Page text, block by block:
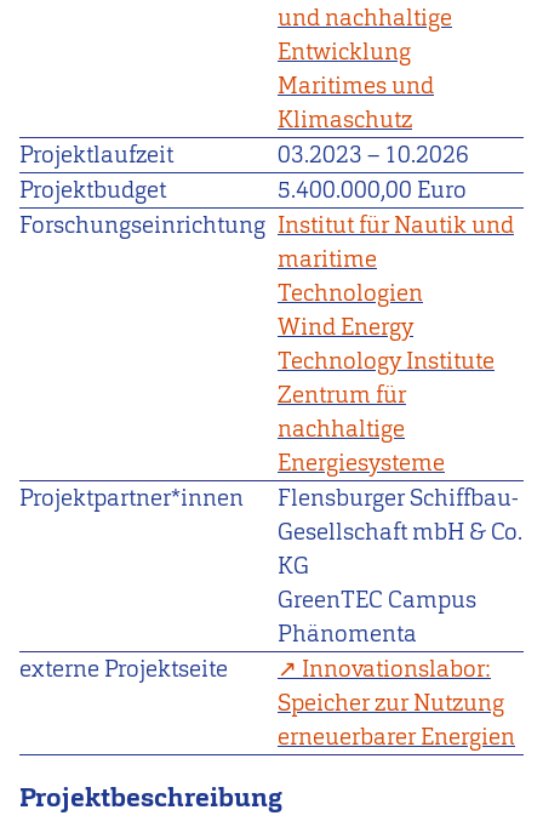
und nachhaltige
Entwicklung
Maritimes und
Klimaschutz
Projektlaufzeit
03.2023 – 10.2026
Projektbudget
5.400.000,00 Euro
Forschungseinrichtung Institut für Nautik und
maritime
Technologien
Wind Energy
Technology Institute
Zentrum für
nachhaltige
Energiesysteme
Projektpartner*innen
Flensburger Schiffbau-
Gesellschaft mbH & Co.
KG
GreenTEC Campus
Phänomenta
externe Projektseite
Innovationslabor:
Speicher zur Nutzung
erneuerbarer Energien
Projektbeschreibung